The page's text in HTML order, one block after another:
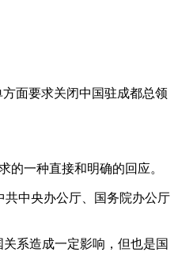
面要求关闭中国驻成都总领
的一种直接和明确的回应。
共中央办公厅、国务院办公厅
系造成一定影响，但也是国